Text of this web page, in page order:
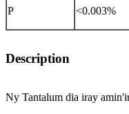
P <0.003%
Description
Ny Tantalum dia iray